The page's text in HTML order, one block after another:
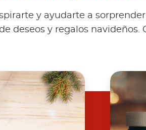
y ayudarte a
deseos y regalos